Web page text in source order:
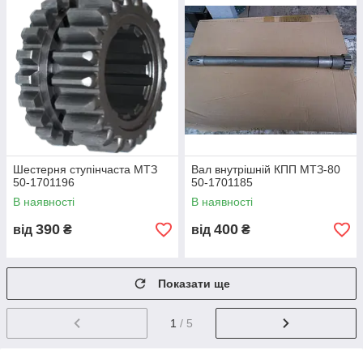
Шестерня ступінчаста МТЗ
50-1701196
В наявності
від 390 ₴
Вал внутрішній КПП МТЗ-80
50-1701185
В наявності
від 400 ₴
Показати ще
1 / 5